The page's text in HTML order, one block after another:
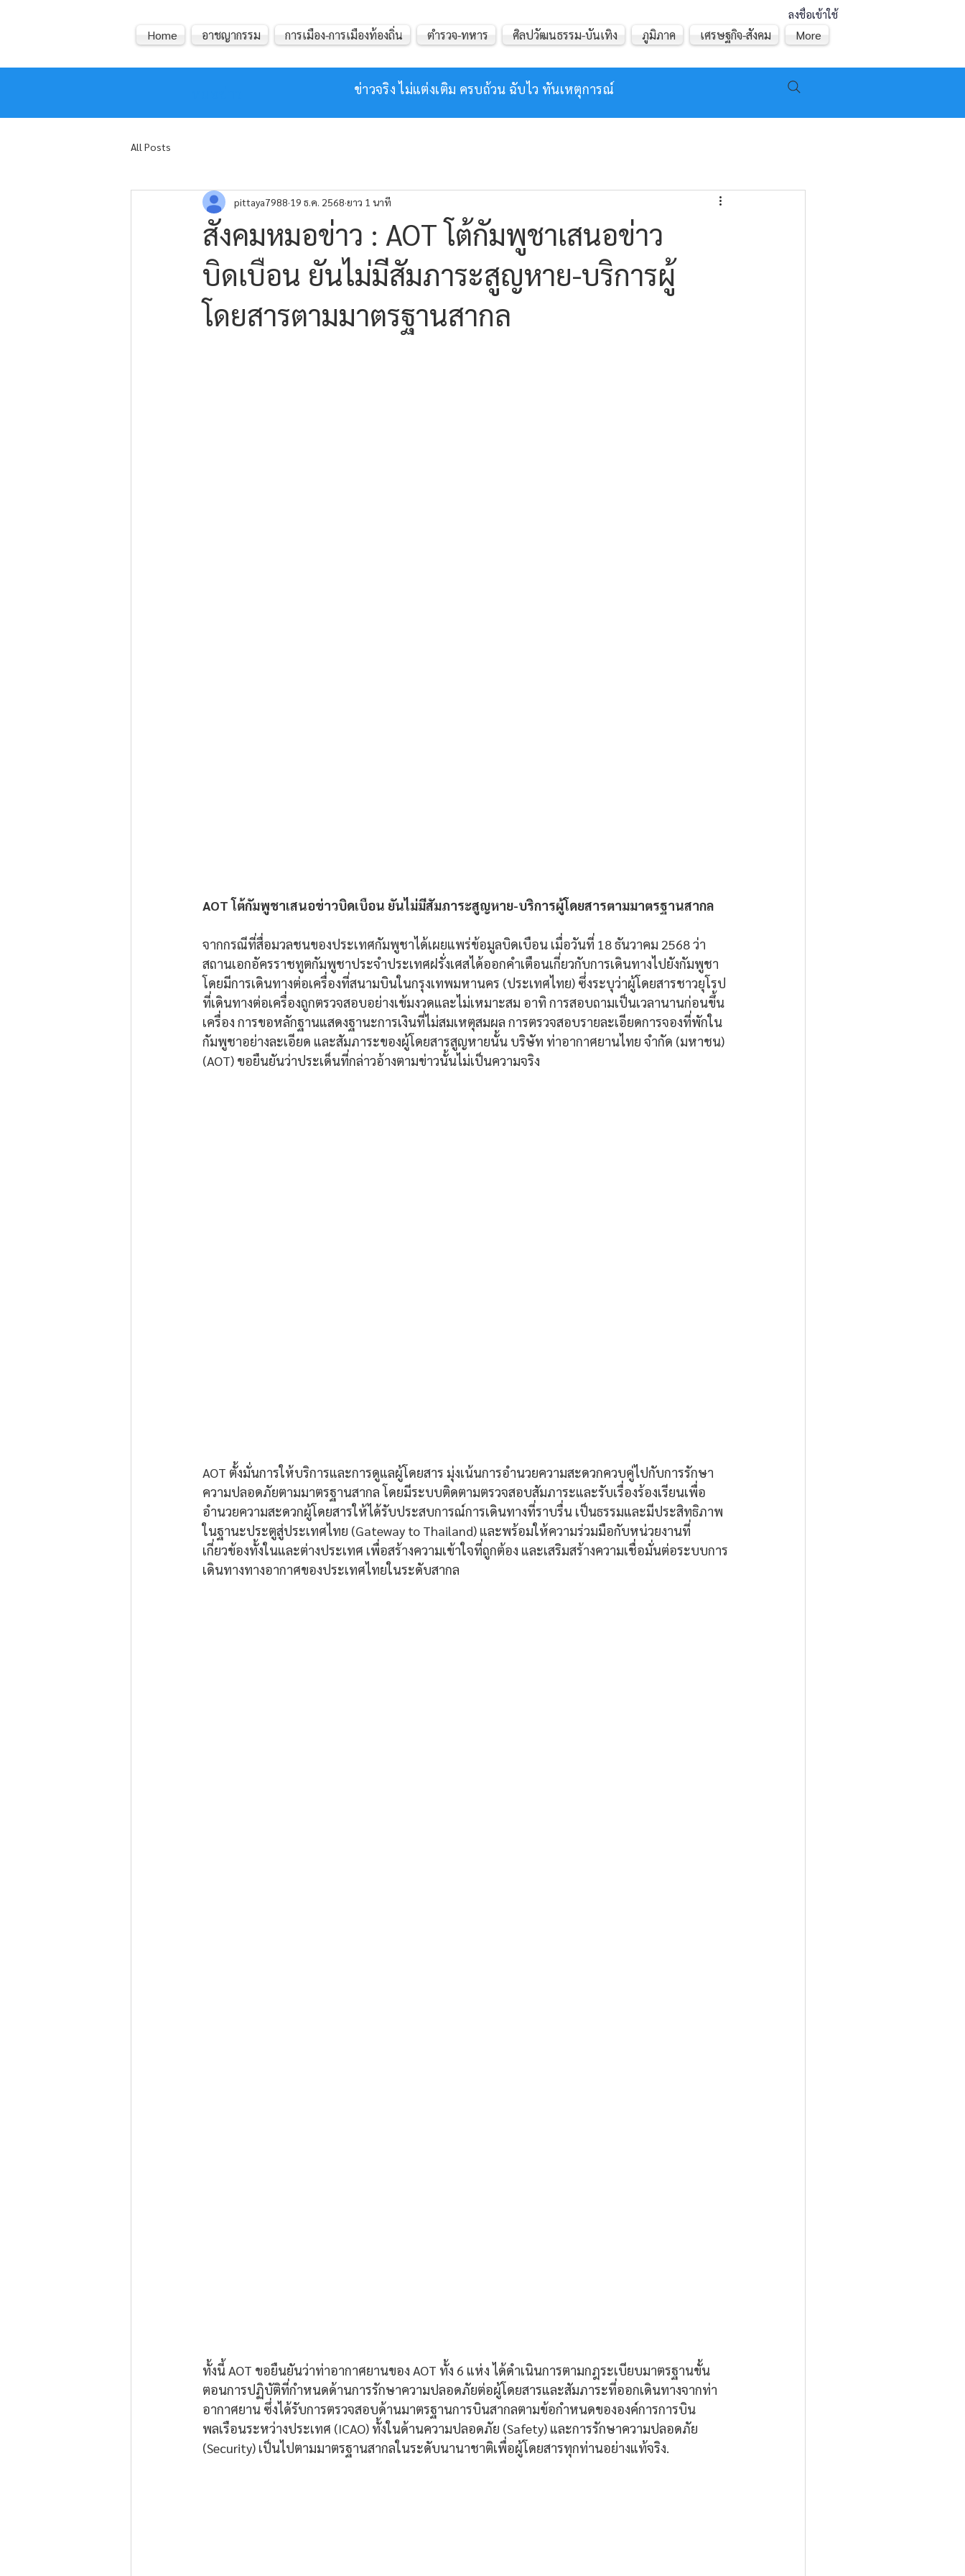
ลงชื่อเข้าใช้
ข่าวจริง ไม่แต่งเติม ครบถ้วน ฉับไว ทันเหตุการณ์
Home อาชญากรรม การเมือง-การเมืองท้องถิ่น ตำรวจ-ทหาร ศิลปวัฒนธรรม-บันเทิง ภูมิภาค เศรษฐกิจ-สังคม More
All Posts
สังคมหมอข่าว : AOT โต้กัมพูชาเสนอข่าว
บิดเบือน ยันไม่มีสัมภาระสูญหาย-บริการผู้
โดยสารตามมาตรฐานสากล
pittaya7988 19 ธ.ค. 2568 ยาว 1 นาที
AOT โต้กัมพูชาเสนอข่าวบิดเบือน ยันไม่มีสัมภาระสูญหาย-บริการผู้โดยสารตามมาตรฐานสากล
จากกรณีที่สื่อมวลชนของประเทศกัมพูชาได้เผยแพร่ข้อมูลบิดเบือน เมื่อวันที่ 18 ธันวาคม 2568 ว่า
สถานเอกอัครราชทูตกัมพูชาประจำประเทศฝรั่งเศสได้ออกคำเตือนเกี่ยวกับการเดินทางไปยังกัมพูชา
โดยมีการเดินทางต่อเครื่องที่สนามบินในกรุงเทพมหานคร (ประเทศไทย) ซึ่งระบุว่าผู้โดยสารชาวยุโรป
ที่เดินทางต่อเครื่องถูกตรวจสอบอย่างเข้มงวดและไม่เหมาะสม อาทิ การสอบถามเป็นเวลานานก่อนขึ้น
เครื่อง การขอหลักฐานแสดงฐานะการเงินที่ไม่สมเหตุสมผล การตรวจสอบรายละเอียดการจองที่พักใน
กัมพูชาอย่างละเอียด และสัมภาระของผู้โดยสารสูญหายนั้น บริษัท ท่าอากาศยานไทย จำกัด (มหาชน)
(AOT) ขอยืนยันว่าประเด็นที่กล่าวอ้างตามข่าวนั้นไม่เป็นความจริง
AOT ตั้งมั่นการให้บริการและการดูแลผู้โดยสาร มุ่งเน้นการอำนวยความสะดวกควบคู่ไปกับการรักษา
ความปลอดภัยตามมาตรฐานสากล โดยมีระบบติดตามตรวจสอบสัมภาระและรับเรื่องร้องเรียนเพื่อ
อำนวยความสะดวกผู้โดยสารให้ได้รับประสบการณ์การเดินทางที่ราบรื่น เป็นธรรมและมีประสิทธิภาพ
ในฐานะประตูสู่ประเทศไทย (Gateway to Thailand) และพร้อมให้ความร่วมมือกับหน่วยงานที่
เกี่ยวข้องทั้งในและต่างประเทศ เพื่อสร้างความเข้าใจที่ถูกต้อง และเสริมสร้างความเชื่อมั่นต่อระบบการ
เดินทางทางอากาศของประเทศไทยในระดับสากล
ทั้งนี้ AOT ขอยืนยันว่าท่าอากาศยานของ AOT ทั้ง 6 แห่ง ได้ดำเนินการตามกฎระเบียบมาตรฐานขั้น
ตอนการปฏิบัติที่กำหนดด้านการรักษาความปลอดภัยต่อผู้โดยสารและสัมภาระที่ออกเดินทางจากท่า
อากาศยาน ซึ่งได้รับการตรวจสอบด้านมาตรฐานการบินสากลตามข้อกำหนดขององค์การการบิน
พลเรือนระหว่างประเทศ (ICAO) ทั้งในด้านความปลอดภัย (Safety) และการรักษาความปลอดภัย
(Security) เป็นไปตามมาตรฐานสากลในระดับนานาชาติเพื่อผู้โดยสารทุกท่านอย่างแท้จริง.